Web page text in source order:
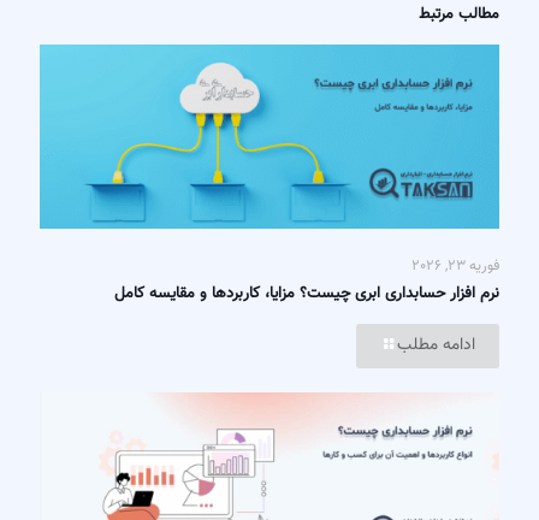
مطالب مرتبط
فوریه 23, 2026
نرم افزار حسابداری ابری چیست؟ مزایا، کاربردها و مقایسه کامل
ادامه مطلب